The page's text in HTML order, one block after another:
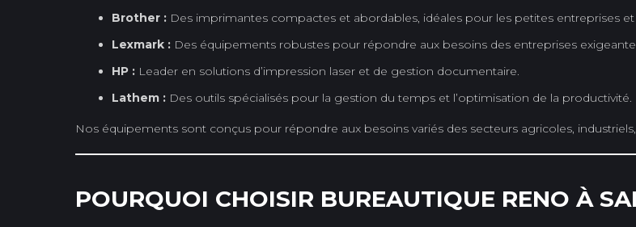
Brother : Des imprimantes compactes et abordables, idéales pour les petites entreprises
Lexmark : Des équipements robustes pour répondre aux besoins des entreprises
HP : Leader en solutions d’impression laser et de gestion documentaire.
Lathem : Des outils spécialisés pour la gestion du temps et l’optimisation de la productivité.
Nos équipements sont conçus pour répondre aux besoins variés des secteurs agricoles,
POURQUOI CHOISIR BUREAUTIQUE RENO À